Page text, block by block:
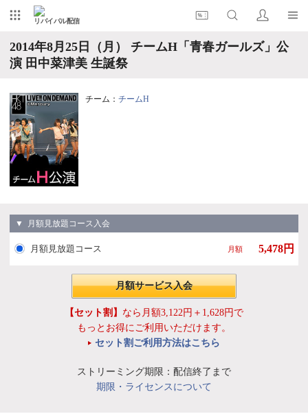
リバイバル配信
2014年8月25日（月） チームH「青春ガールズ」公
演 田中菜津美 生誕祭
チーム： チームH
▼ 月額見放題コース入会
月額見放題コース 月額 5,478円
月額サービス入会
【セット割】 なら月額3,122円＋1,628円で
もっとお得にご利用いただけます。
セット割ご利用方法はこちら
ストリーミング期限：配信終了まで
期限・ライセンスについて